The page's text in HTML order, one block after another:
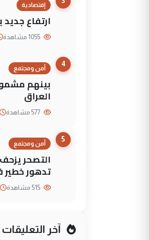
إقتصادية
ارتفاع
4
أمن ومجتمع
العراق
5
أمن ومجتمع
التصحر
تدهور خطير
آخر التعليقات